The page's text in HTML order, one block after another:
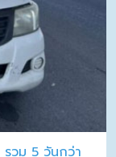
วม 5 วันกว่า